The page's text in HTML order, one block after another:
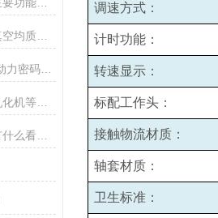
调速方式：
计时功能：
转速显示：
标配工作头：
接触物流材质：
轴套材质：
卫生标准：